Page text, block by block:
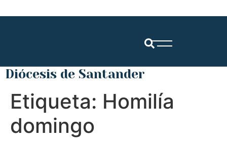
Diócesis de Santander
Etiqueta: Homilía
domingo